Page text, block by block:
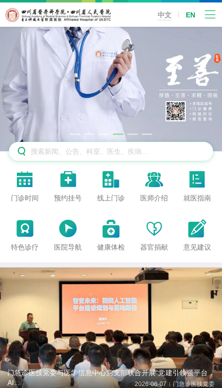
中文 EN


门诊时间

预约挂号

线上门诊

医师介绍

就医指南

特色诊疗

医院导航

健康体检

器官捐献

意见建议
门急诊医技党委与医学信息中心党支部联合开展“党建引领强平台，
AI...
2026-08-07 | 门急诊医技党委